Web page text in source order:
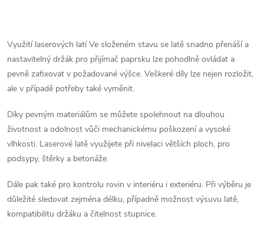
v
l
á
d
a
c
í
p
Využití laserových latí Ve složeném stavu se latě snadno přenáší a
nastavitelný držák pro přijímač paprsku lze pohodlně ovládat a
pevně zafixovat v požadované výšce. Veškeré díly lze nejen rozložit,
ale v případě potřeby také vyměnit.
Díky pevným materiálům se můžete spolehnout na dlouhou
životnost a odolnost vůči mechanickému poškození a vysoké
vlhkosti. Laserové latě využijete při nivelaci větších ploch, pro
podsypy, štěrky a betonáže.
Dále pak také pro kontrolu rovin v interiéru i exteriéru. Při výběru je
důležité sledovat zejména délku, případně možnost výsuvu latě,
kompatibilitu držáku a čitelnost stupnice.